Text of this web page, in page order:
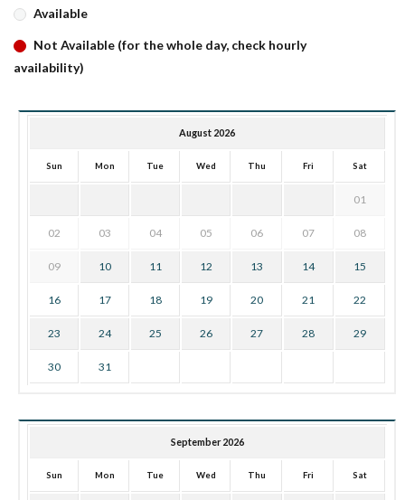
Available
Not Available (for the whole day, check hourly
availability)
August 2026
Sun Mon Tue Wed Thu Fri Sat
01
02 03 04 05 06 07 08
09 10 11 12 13 14 15
16 17 18 19 20 21 22
23 24 25 26 27 28 29
30 31
September 2026
Sun Mon Tue Wed Thu Fri Sat